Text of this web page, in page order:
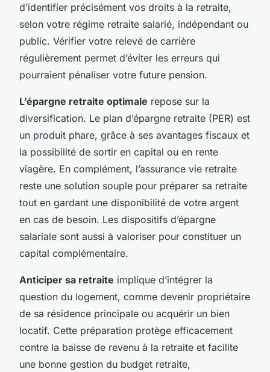
d’identifier précisément vos droits à la retraite,
selon votre régime retraite salarié, indépendant ou
public. Vérifier votre relevé de carrière
régulièrement permet d’éviter les erreurs qui
pourraient pénaliser votre future pension.
L’épargne retraite optimale repose sur la
diversification. Le plan d’épargne retraite (PER) est
un produit phare, grâce à ses avantages fiscaux et
la possibilité de sortir en capital ou en rente
viagère. En complément, l’assurance vie retraite
reste une solution souple pour préparer sa retraite
tout en gardant une disponibilité de votre argent
en cas de besoin. Les dispositifs d’épargne
salariale sont aussi à valoriser pour constituer un
capital complémentaire.
Anticiper sa retraite implique d’intégrer la
question du logement, comme devenir propriétaire
de sa résidence principale ou acquérir un bien
locatif. Cette préparation protège efficacement
contre la baisse de revenu à la retraite et facilite
une bonne gestion du budget retraite,